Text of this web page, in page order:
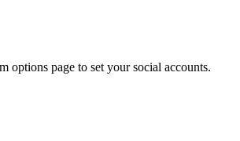
options page to set your social accounts.